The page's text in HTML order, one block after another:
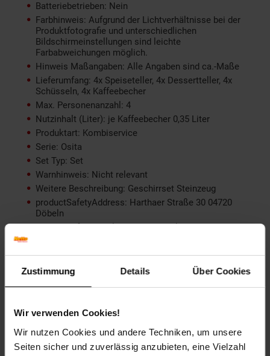
Zustimmung Details Über Cookies
Wir verwenden Cookies!
Wir nutzen Cookies und andere Techniken, um unsere
Seiten sicher und zuverlässig anzubieten, eine Vielzahl
Batteriebetrieben: Nein
Farbhinweis: Aufgrund der Lichtverhältnisse bei der
Produktfotografie und unterschiedlichen
Bildschirmeinstellungen sind leichte
Farbabweichungen möglich.
Hinweis Maßangaben: Alle Angaben sind ca.-Maße
Lieferumfang: 4x Speiseteller, 4x Dessertteller, 4x
Schüsseln, 4x Kaffeebecher
Max. Personenanzahl: 4
Nutzinhalt (Liter): je Kaffeebecher 0,35 Liter
Produktart: Kombiservice
Serie: Osita
Set Typ: Set
Warnhinweis: Nicht relevant
Weitere Beschreibung: Geschirrset Steinzeug
productSafetyAddress: Harthaer Straße 30 04720
Döbeln
productSafetyPhone: +49 (0) 3431 6064831
Material: Steinzeug
Durchmesser (cm): 27 cm
Mikrowellengeeignet: Ja
Breite (cm): 27 cm